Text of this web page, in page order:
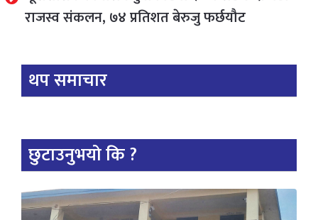
राजस्व संकलन, ७४ प्रतिशत बेरुजु फर्छयौट
थप समाचार
छुटाउनुभयो कि ?